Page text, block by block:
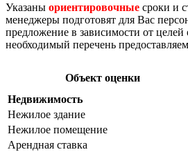
Указаны ориентировочные сроки и
менеджеры подготовят для Вас
предложение в зависимости от целей
необходимый перечень
Объект оценки
Недвижимость
Нежилое здание
Нежилое помещение
Арендная ставка